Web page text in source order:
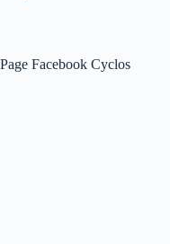
Page Facebook Cyclos